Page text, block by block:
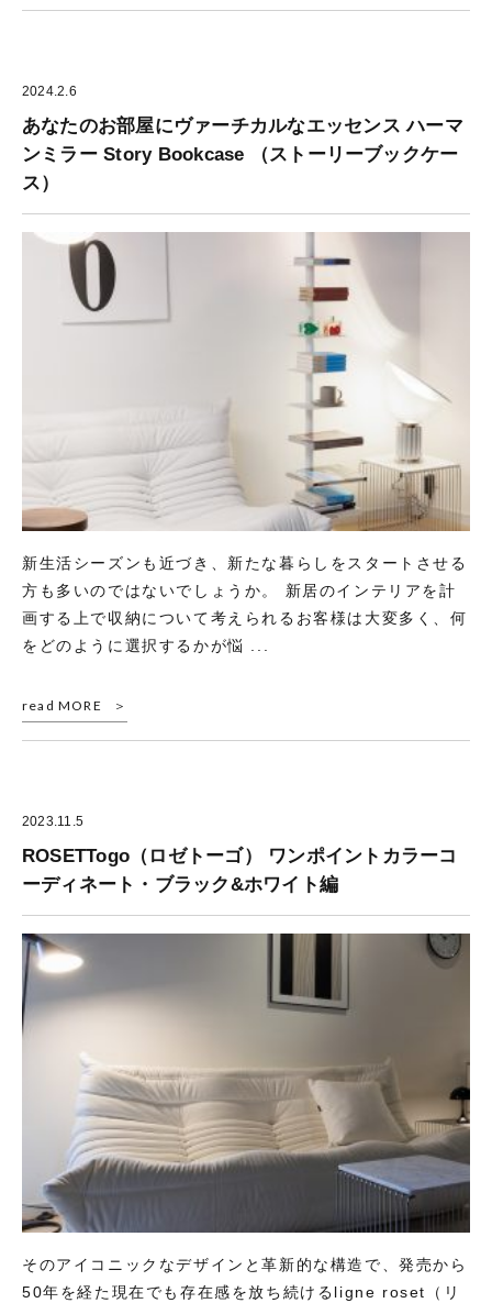
2024.2.6
あなたのお部屋にヴァーチカルなエッセンス ハーマ
ンミラー Story Bookcase （ストーリーブックケー
ス）
新生活シーズンも近づき、新たな暮らしをスタートさせる
方も多いのではないでしょうか。 新居のインテリアを計
画する上で収納について考えられるお客様は大変多く、何
をどのように選択するかが悩 ...
read MORE
2023.11.5
ROSETTogo（ロゼトーゴ） ワンポイントカラーコ
ーディネート・ブラック&ホワイト編
そのアイコニックなデザインと革新的な構造で、発売から
50年を経た現在でも存在感を放ち続けるligne roset（リ